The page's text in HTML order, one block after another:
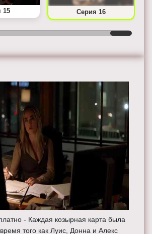
15 Серия 16
- Каждая козырная карта была
того как Луис, Донна и Алекс